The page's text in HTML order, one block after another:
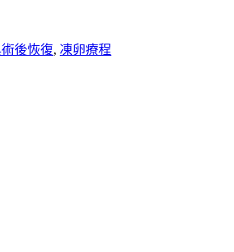
後恢復, 凍卵療程